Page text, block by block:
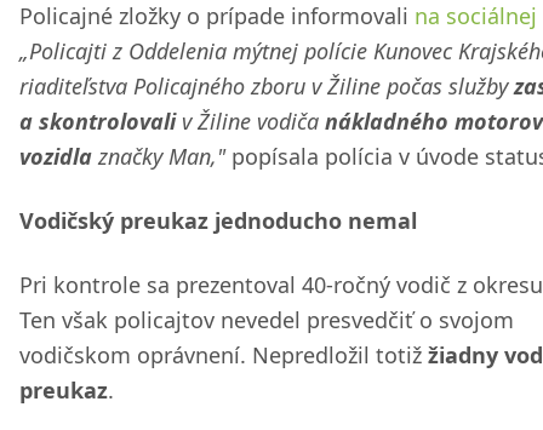
Policajné zložky o prípade informovali na
„Policajti z Oddelenia mýtnej polície Kunovec
riaditeľstva Policajného zboru v Žiline počas služby
a skontrolovaliv Žiline vodiča nákladného
vozidlaznačky Man,"popísala polícia v úvode
Vodičský preukaz jednoducho nemal
Pri kontrole sa prezentoval 40-ročný vodič z
Ten však policajtov nevedel presvedčiť o svojom
vodičskom oprávnení. Nepredložil totiž žiadny
preukaz.